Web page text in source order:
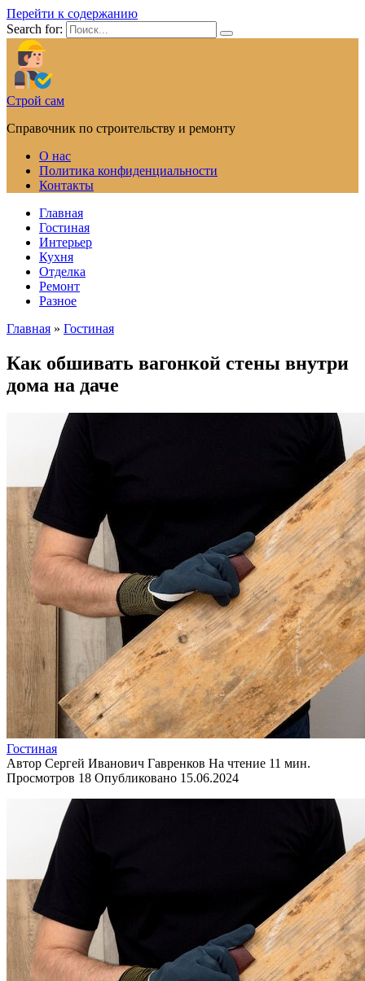
Перейти к содержанию
Search for:
Строй сам
Справочник по строительству и ремонту
О нас
Политика конфиденциальности
Контакты
Главная
Гостиная
Интерьер
Кухня
Отделка
Ремонт
Разное
Главная » Гостиная
Как обшивать вагонкой стены внутри
дома на даче
Гостиная
Автор Сергей Иванович Гавренков На чтение 11 мин.
Просмотров 18 Опубликовано 15.06.2024